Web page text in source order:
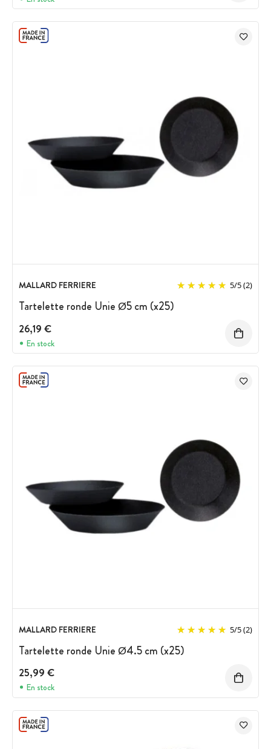
MALLARD FERRIERE 5/5(2)
Tartelette ronde Unie Ø5 cm (x25)
26,19 €
En stock
MALLARD FERRIERE 5/5(2)
Tartelette ronde Unie Ø4.5 cm (x25)
25,99 €
En stock